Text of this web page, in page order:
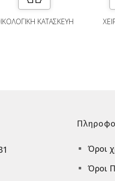
ΚΑΤΑΣΚΕΥΗ
^ Όροι
^ Όροι